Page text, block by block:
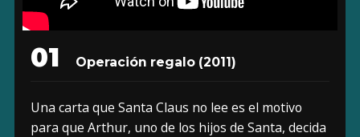
01 Operación regalo (2011)
Una carta que Santa Claus no lee es el motivo
para que Arthur, uno de los hijos de Santa, decida